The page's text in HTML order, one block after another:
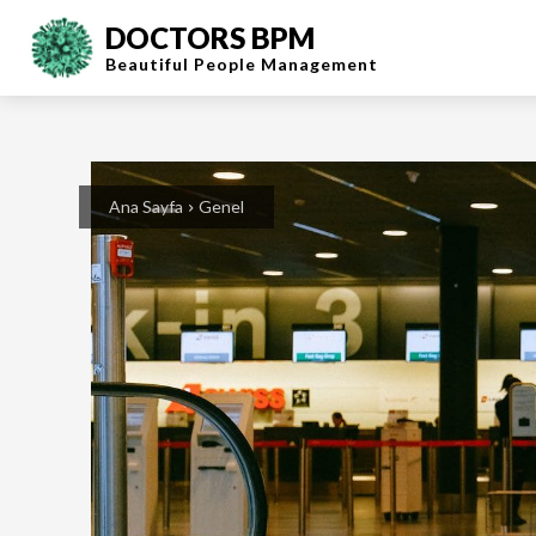
DOCTORS BPM
Beautiful People Management
Ana Sayfa Genel